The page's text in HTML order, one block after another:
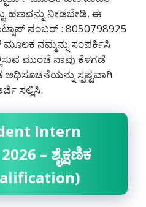
ಹಣವನ್ನು ನೀಡಬೇಡಿ‌. ಈ
ನಂಬರ್ : 8050798925
ಮೂಲಕ ನಮ್ಮನ್ನು ಸಂಪರ್ಕಿಸಿ
ಮುಂಚೆ ನಾವು ಕೆಳಗಡೆ
ಸ್ಪಷ್ಟವಾಗಿ
ಸಲ್ಲಿಸಿ.
Intern
– ಶೈಕ್ಷಣಿಕ